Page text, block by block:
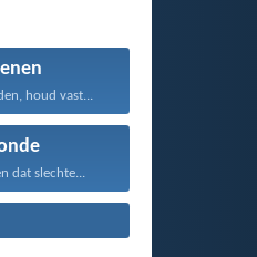
houd vast...
dat slechte...